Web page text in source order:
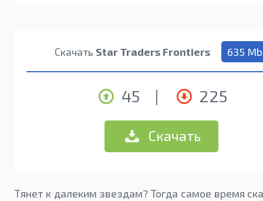
Скачать Star Traders Frontiers 635 Mb
45 | 225
Скачать
Тянет к далеким звездам? Тогда самое время